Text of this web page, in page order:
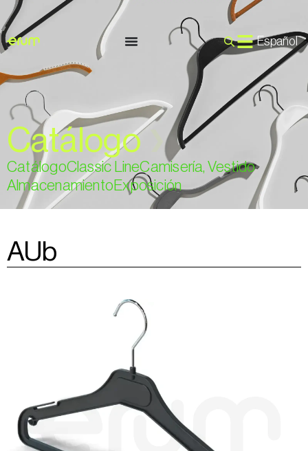
Español
Catálogo ❯
CatálogoClassic LineCamisería, Vestido
AlmacenamientoExposición
AUb